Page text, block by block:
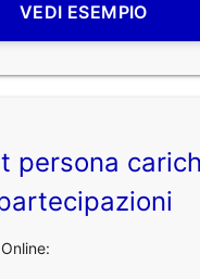
VEDI ESEMPIO
persona